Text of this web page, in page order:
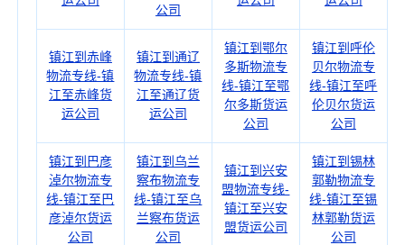
公司
镇江到赤峰
物流专线-镇
江至赤峰货
运公司
镇江到通辽
物流专线-镇
江至通辽货
运公司
镇江到鄂尔
多斯物流专
线-镇江至鄂
尔多斯货运
公司
镇江到呼伦
贝尔物流专
线-镇江至呼
伦贝尔货运
公司
镇江到巴彦
淖尔物流专
线-镇江至巴
彦淖尔货运
公司
镇江到乌兰
察布物流专
线-镇江至乌
兰察布货运
公司
镇江到兴安
盟物流专线-
镇江至兴安
盟货运公司
镇江到锡林
郭勒物流专
线-镇江至锡
林郭勒货运
公司